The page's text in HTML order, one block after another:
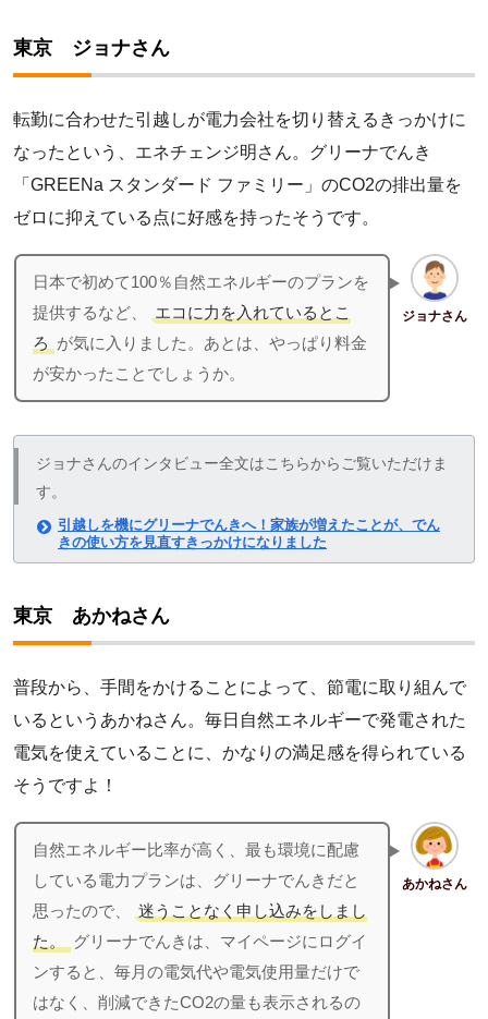
東京 ジョナさん
転勤に合わせた引越しが電力会社を切り替えるきっかけに
なったという、エネチェンジ明さん。グリーナでんき
「GREENa スタンダード ファミリー」のCO2の排出量を
ゼロに抑えている点に好感を持ったそうです。
ジョナさん
日本で初めて100％自然エネルギーのプランを
提供するなど、
エコに力を入れているとこ
ろ が気に入りました。あとは、やっぱり料金
が安かったことでしょうか。
ジョナさんのインタビュー全文はこちらからご覧いただけま
す。
引越しを機にグリーナでんきへ！家族が増えたことが、でん
きの使い方を見直すきっかけになりました
東京 あかねさん
普段から、手間をかけることによって、節電に取り組んで
いるというあかねさん。毎日自然エネルギーで発電された
電気を使えていることに、かなりの満足感を得られている
そうですよ！
あかねさん
自然エネルギー比率が高く、最も環境に配慮
している電力プランは、グリーナでんきだと
思ったので、
迷うことなく申し込みをしまし
た。
グリーナでんきは、マイページにログイ
ンすると、毎月の電気代や電気使用量だけで
はなく、削減できたCO2の量も表示されるの